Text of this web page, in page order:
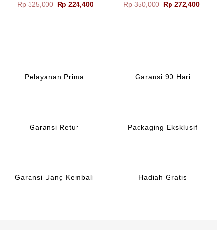
Rp 325,000
Harga
aslinya
Rp 224,400Harga
Rp 350,000
Harga
aslinya
Rp 272,400
Pelayanan Prima Garansi 90 Hari
Garansi Retur Packaging Eksklusif
Garansi Uang Kembali Hadiah Gratis